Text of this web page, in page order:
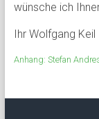
wünsche ich
Ihr Wolfgang Keil
Anhang: Stefan